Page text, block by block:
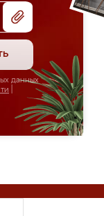
данных